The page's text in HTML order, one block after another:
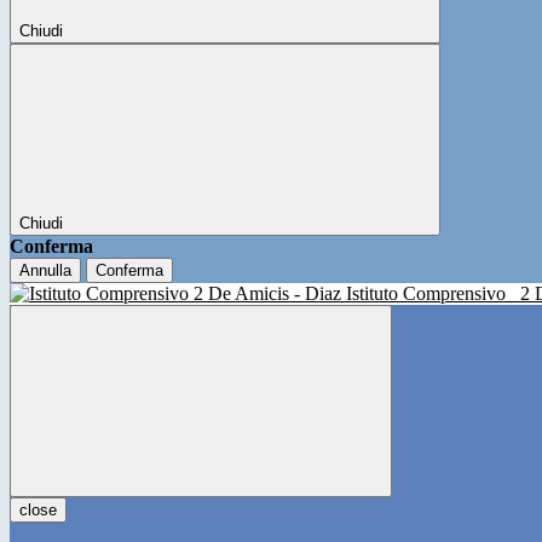
Chiudi
Chiudi
Conferma
Annulla Conferma
Istituto Comprensivo 2
close